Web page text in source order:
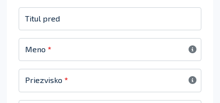
Titul pred
Meno *
Priezvisko *